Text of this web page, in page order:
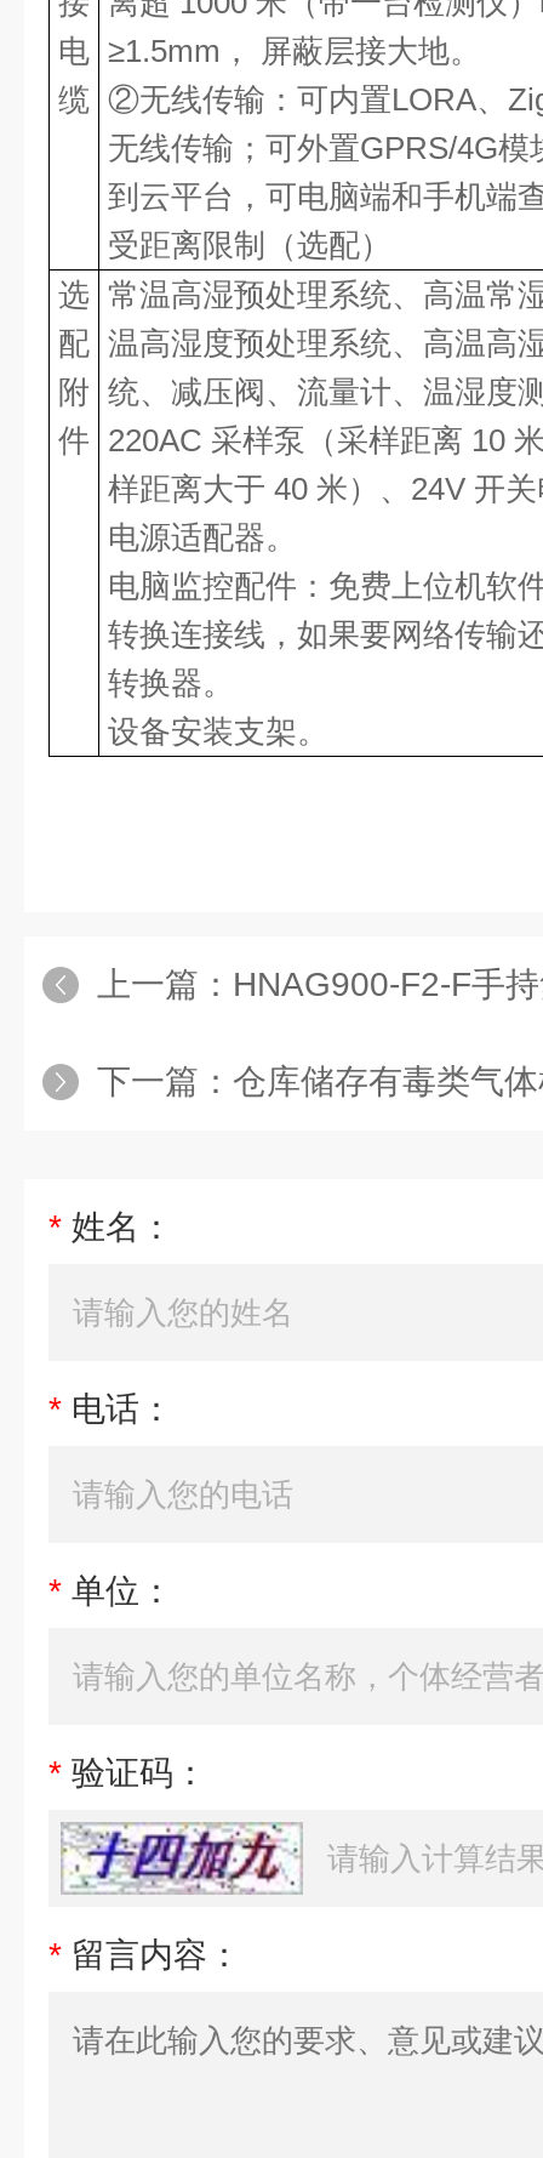
电
缆
≥1.5mm， 屏蔽层接大地。
②无线传输：可内置LORA、
无线传输；可外置GPRS/4G
到云平台，可电脑端和手机端
受距离限制（选配）
选
配
附
件
常温高湿预处理系统、高温常
温高湿度预处理系统、高温高
统、减压阀、流量计、温湿度
220AC 采样泵（采样距离 10
样距离大于 40 米）、24V 开
电源适配器。
电脑监控配件：免费上位机软
转换连接线，如果要网络传输
转换器。
设备安装支架。
上一篇： HNAG900-F2-F手持氟
下一篇： 仓库储存有毒类气
* 姓名：
* 电话：
* 单位：
* 验证码：
* 留言内容：